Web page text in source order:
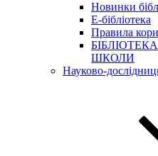
Новинки
E-бібліотека
Правила
ШКОЛИ
Науково-